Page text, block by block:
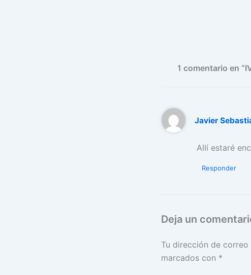
1 comentario en
Javier
Allí estaré
Responder
Deja un
Tu dirección de
marcados con *